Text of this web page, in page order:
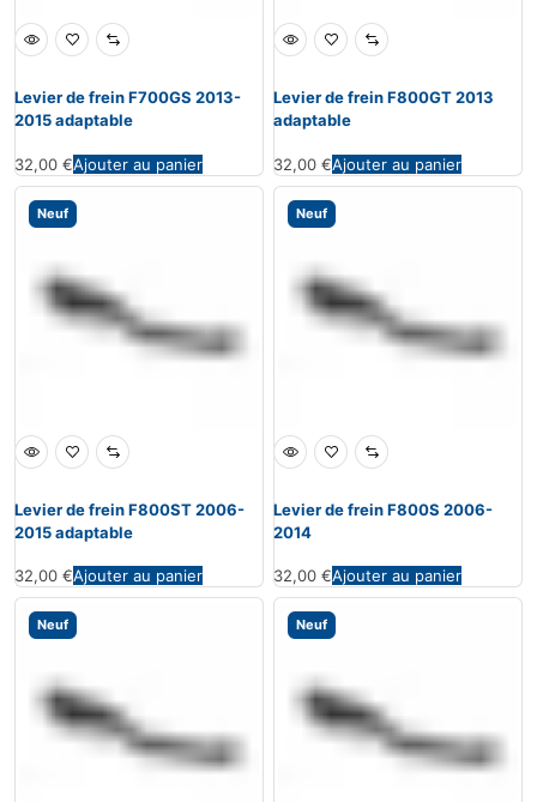
Levier de frein F700GS 2013-
2015 adaptable
32,00 €Ajouter au panier
Levier de frein F800GT 2013
adaptable
32,00 €Ajouter au panier
Neuf
Levier de frein F800ST 2006-
2015 adaptable
32,00 €Ajouter au panier
Neuf
Levier de frein F800S 2006-
2014
32,00 €Ajouter au panier
Neuf Neuf